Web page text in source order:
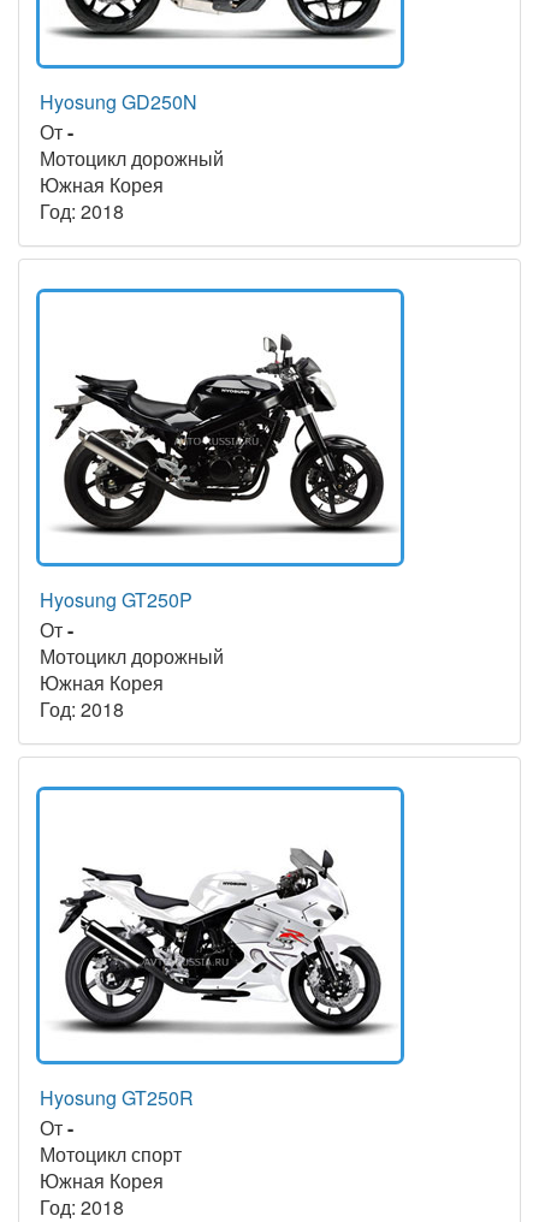
Hyosung GD250N
От-
Мотоцикл дорожный
Южная Корея
Год: 2018
Hyosung GT250P
От-
Мотоцикл дорожный
Южная Корея
Год: 2018
Hyosung GT250R
От-
Мотоцикл спорт
Южная Корея
Год: 2018